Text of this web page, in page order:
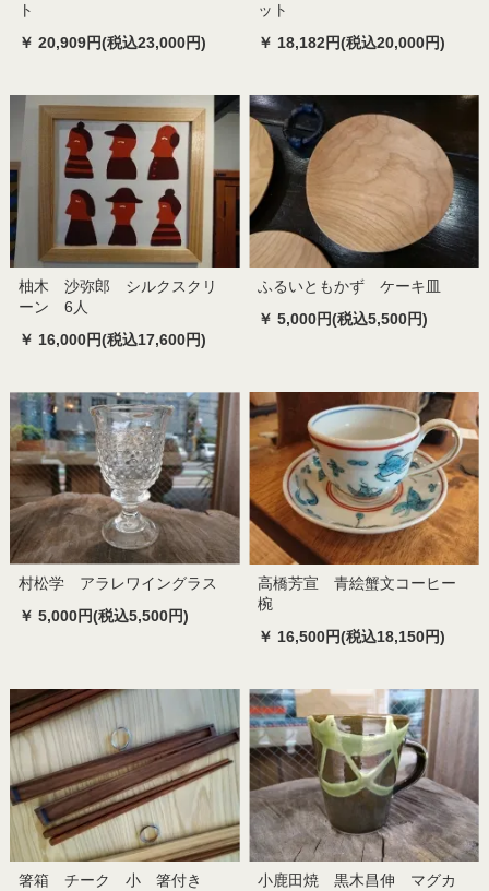
ト
￥ 20,909円(税込23,000円)
ット
￥ 18,182円(税込20,000円)
柚木 沙弥郎 シルクスクリ
ーン 6人
￥ 16,000円(税込17,600円)
ふるいともかず ケーキ皿
￥ 5,000円(税込5,500円)
村松学 アラレワイングラス
￥ 5,000円(税込5,500円)
高橋芳宣 青絵蟹文コーヒー
椀
￥ 16,500円(税込18,150円)
箸箱 チーク 小 箸付き
小鹿田焼 黒木昌伸 マグカ